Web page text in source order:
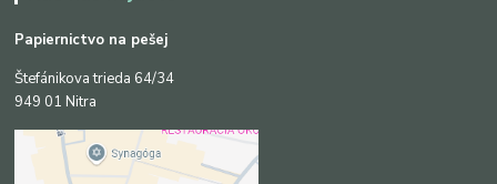
Papiernictvo na pešej
Štefánikova trieda 64/34
949 01 Nitra